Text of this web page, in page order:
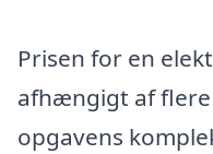
Prisen for en
afhængigt af
opgavens